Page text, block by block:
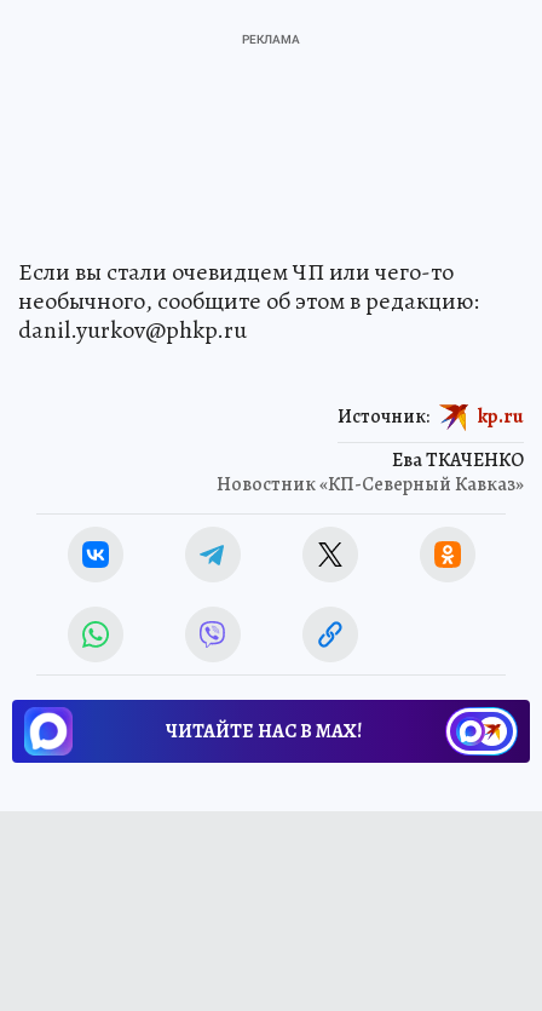
Если вы стали очевидцем ЧП или чего-то
необычного, сообщите об этом в редакцию:
danil.yurkov@phkp.ru
Ева ТКАЧЕНКО
Новостник «КП-Северный Кавказ»
Источник: kp.ru
ЧИТАЙТЕ НАС В МАХ!